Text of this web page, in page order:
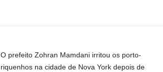
O prefeito Zohran Mamdani irritou os porto-
riquenhos na cidade de Nova York depois de